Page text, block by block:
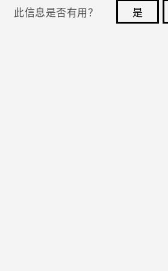
此信息是否有用？ 是